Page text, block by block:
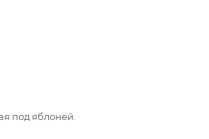
под яблоней.